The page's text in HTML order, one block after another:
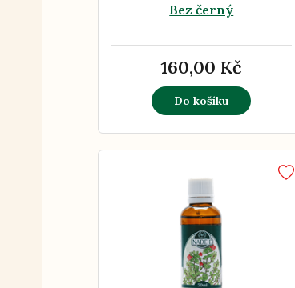
Bez černý
160,00 Kč
Do košíku